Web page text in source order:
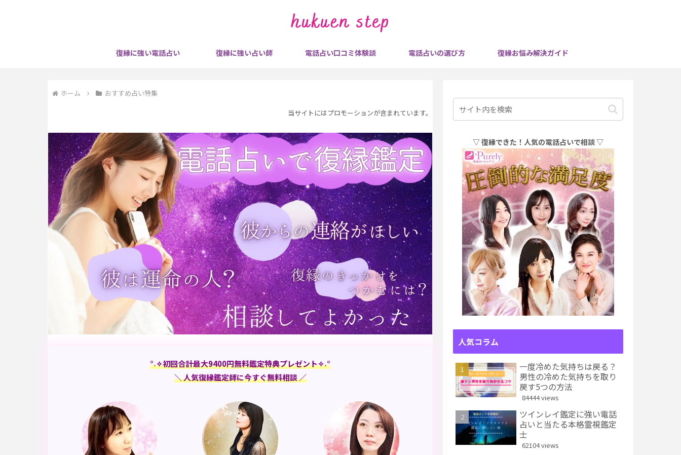
復縁に強い電話占い 復縁に強い占い師 電話占い口コミ体験談 電話占いの選び方 復縁お悩み解決ガイド
ホーム おすすめ占い特集
当サイトにはプロモーションが含まれています。
°˖✧初回合計最大9400円無料鑑定特典プレゼント✧˖°
＼ 人気復縁鑑定師に今すぐ無料相談 ／
▽ 復縁できた！人気の電話占いで相談 ▽
人気コラム
一度冷めた気持ちは戻る？
男性の冷めた気持ちを取り
戻す5つの方法
84444 views
ツインレイ鑑定に強い電話
占いと当たる本格霊視鑑定
士
62104 views